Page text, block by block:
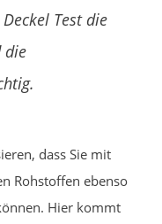
Test die
die
dass Sie mit
Rohstoffen ebenso
Hier kommt